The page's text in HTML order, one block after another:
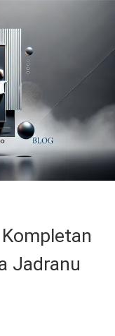
Jadranu